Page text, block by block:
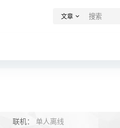
文章
联机： 单人离线